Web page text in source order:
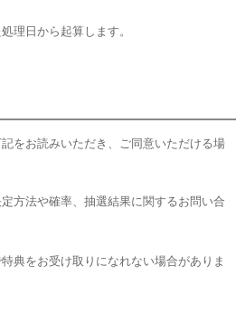
理日から起算します。
をお読みいただき、ご同意いただける場
方法や確率、抽選結果に関するお問い合
典をお受け取りになれない場合がありま